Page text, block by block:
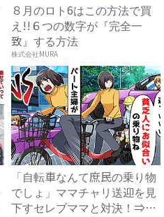
８月のロト6はこの方法で買
え!!６つの数字が『完全一
致』する方法
株式会社MURA
「自転車なんて庶民の乗り物
でしょ」ママチャリ送迎を見
下すセレブママと対決！⇒衝